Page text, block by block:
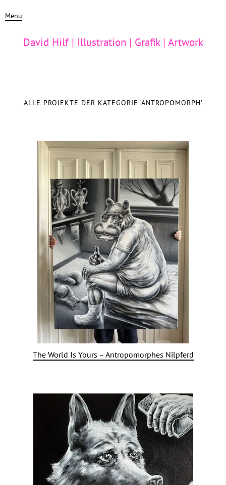
Menü
David Hilf | Illustration | Grafik | Artwork
ALLE PROJEKTE DER KATEGORIE ‘ANTROPOMORPH’
The World Is Yours – Antropomorphes Nilpferd